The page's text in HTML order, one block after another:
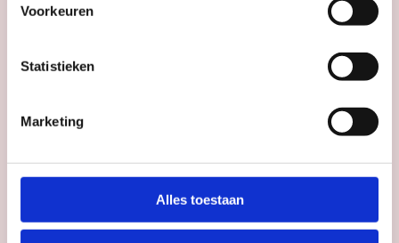
Voorkeuren
Statistieken
Marketing
Alles toestaan